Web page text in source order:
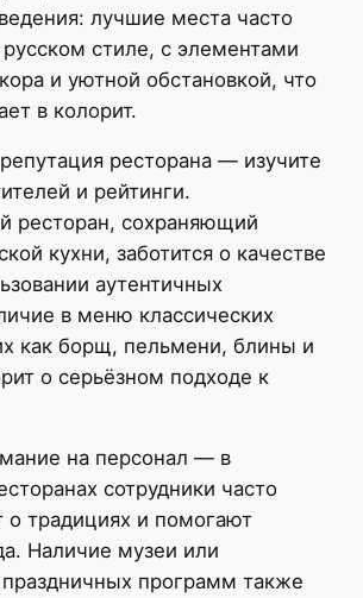
лучшие места часто
стиле, с элементами
и уютной обстановкой, что
в колорит.
ресторана — изучите
и рейтинги.
ресторан, сохраняющий
кухни, заботится о качестве
аутентичных
в меню классических
как борщ, пельмени, блины и
о серьёзном подходе к
на персонал — в
сотрудники часто
о традициях и помогают
Наличие музеи или
программ также